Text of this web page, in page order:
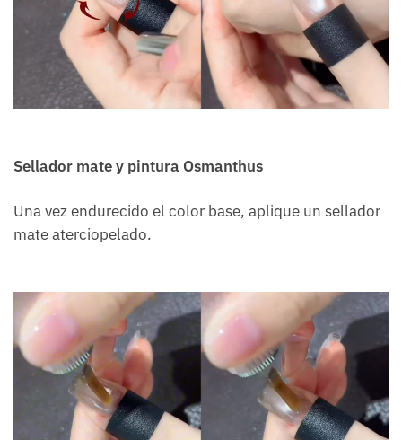
Sellador mate y pintura Osmanthus
Una vez endurecido el color base, aplique un sellador
mate aterciopelado.